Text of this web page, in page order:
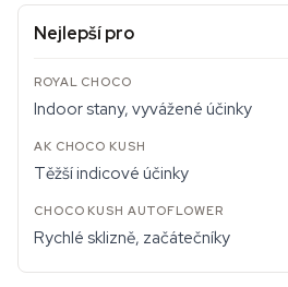
Nejlepší pro
Indoor stany, vyvážené účinky
Těžší indicové účinky
Rychlé sklizně, začátečníky